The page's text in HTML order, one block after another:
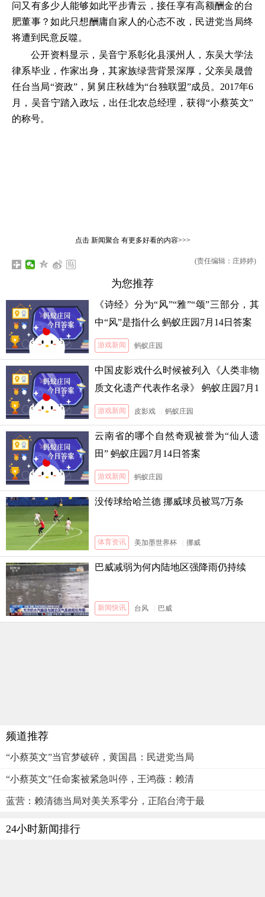
问又有多少人能够如此平步青云，接任享有高额酬金的台
肥董事？如此只想酬庸自家人的心态不改，民进党当局终
将遭到民意反噬。
公开资料显示，吴音宁系彰化县溪州人，东吴大学法
律系毕业，作家出身，其家族绿营背景深厚，父亲吴晟曾
任台当局“资政”，舅舅庄秋雄为“台独联盟”成员。2017年6
月，吴音宁踏入政坛，出任北农总经理，获得“小蔡英文”
的称号。
点击 新闻聚合有更多好看的内容>>>
(责任编辑：庄婷婷)
为您推荐
《诗经》分为“风”“雅”“颂”三部分，其
中“风”是指什么 蚂蚁庄园7月14日答案
游戏新闻 蚂蚁庄园
中国皮影戏什么时候被列入《人类非物
质文化遗产代表作名录》 蚂蚁庄园7月1
3日答案
游戏新闻 皮影戏 蚂蚁庄园
云南省的哪个自然奇观被誉为“仙人遗
田” 蚂蚁庄园7月14日答案
游戏新闻 蚂蚁庄园
没传球给哈兰德 挪威球员被骂7万条
体育资讯 美加墨世界杯 挪威
巴威减弱为何内陆地区强降雨仍持续
新闻快讯 台风 巴威
频道推荐
“小蔡英文”当官梦破碎，黄国昌：民进党当局
“小蔡英文”任命案被紧急叫停，王鸿薇：赖清
蓝营：赖清德当局对美关系零分，正陷台湾于最
24小时新闻排行